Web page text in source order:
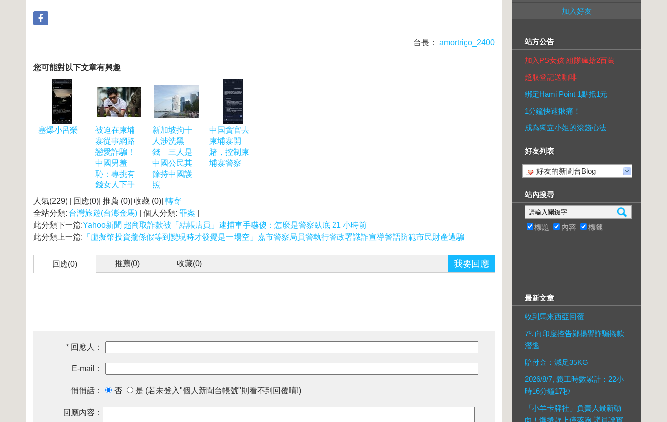
台長： amortrigo_2400
您可能對以下文章有興趣
塞爆小呂榮
被迫在柬埔
寨從事網路
戀愛詐騙！
中國男羞
恥：專挑有
錢女人下手
新加坡拘十
人涉洗黑
錢 三人是
中國公民其
餘持中國護
照
中国貪官去
柬埔寨開
賭，控制柬
埔寨警察
人氣(229) | 回應(0)| 推薦 (0)| 收藏 (0)| 轉寄
全站分類: 台灣旅遊(台澎金馬) | 個人分類: 罪案
此分類下一篇:Yahoo新聞 超商取詐款被「結帳店員」逮捕車手嚇傻：怎麼是警察臥底 21 小時前
此分類上一篇: 「虛擬幣投資攏係假等到變現時才發覺是一場空」嘉市警察局員警執行警政署識詐宣導警語防範市民財產遭騙
回應(0) 推薦(0) 收藏(0) 我要回應
* 回應人：
E-mail：
悄悄話： 否 是 (若未登入"個人新聞台帳號"則看不到回覆唷!)
回應內容：
加入好友
站方公告
加入PS女孩 組隊瘋搶2百萬
超取登記送咖啡
綁定Hami Point 1點抵1元
1分鐘快速揪痛！
成為獨立小姐的滾錢心法
好友列表
好友的新聞台Blog
站內搜尋
標題 內容 標籤
最新文章
收到馬來西亞回覆
7º. 向印度控告鄭揚譽詐騙捲款
潛逃
賠付金：減足35KG
2026/8/7, 義工時數累計：22小
時16分鐘17秒
「小羊卡牌社」負責人最新動
向！爆捲款上億落跑 議員證實